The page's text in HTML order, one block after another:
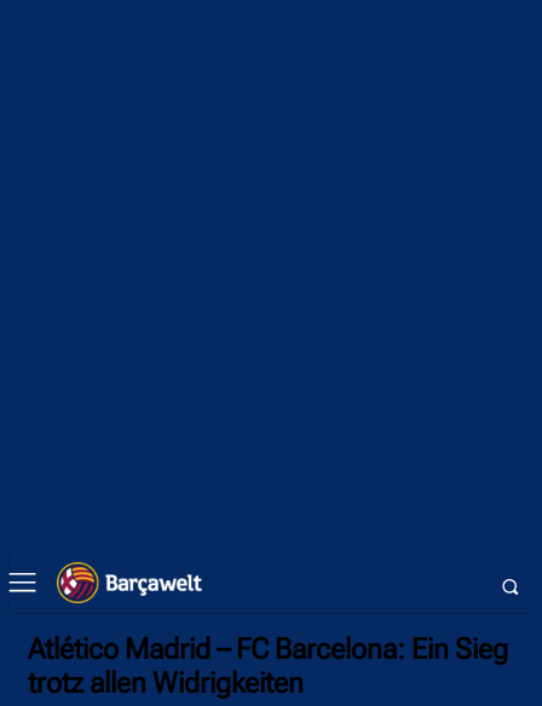
Atlético Madrid – FC Barcelona: Ein Sieg
trotz allen Widrigkeiten